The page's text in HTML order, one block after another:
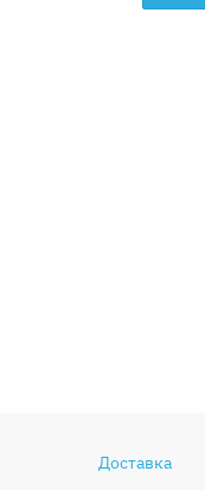
Доставка